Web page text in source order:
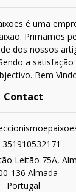
é uma
Primamos
dos nossos
a
Bem
Contact
Leitão 75A,
136 Almada
Portugal